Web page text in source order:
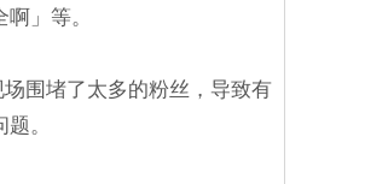
」等。
围堵了太多的粉丝，导致有
。